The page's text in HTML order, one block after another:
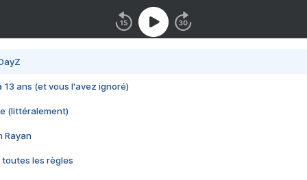
13 ans (et vous l'avez ignoré)
(littéralement)
Rayan
toutes les règles